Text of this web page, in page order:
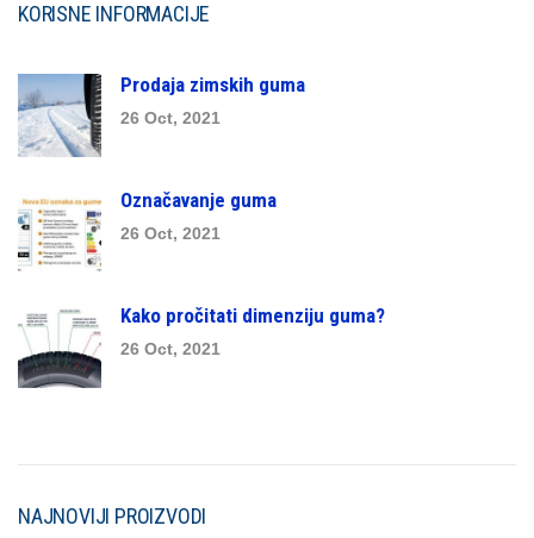
KORISNE INFORMACIJE
Prodaja zimskih guma
26 Oct, 2021
Označavanje guma
26 Oct, 2021
Kako pročitati dimenziju guma?
26 Oct, 2021
NAJNOVIJI PROIZVODI